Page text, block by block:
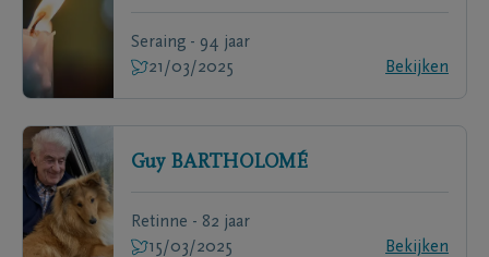
Seraing - 94 jaar
21/03/2025
Bekijken
Guy BARTHOLOMÉ
Retinne - 82 jaar
15/03/2025
Bekijken